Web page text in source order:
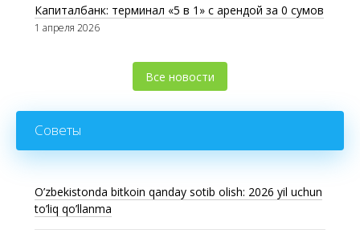
Капиталбанк: терминал «5 в 1» с арендой за 0 сумов
1 апреля 2026
Все новости
Советы
O’zbekistonda bitkoin qanday sotib olish: 2026 yil uchun
to’liq qo’llanma